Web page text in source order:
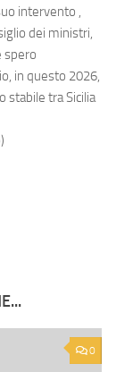
intervento ,
dei ministri,
spero
in questo 2026,
stabile tra Sicilia
0